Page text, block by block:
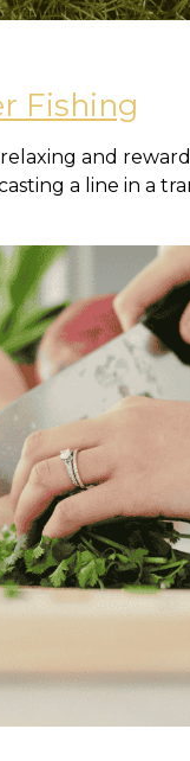
Fishing
and
a line in a